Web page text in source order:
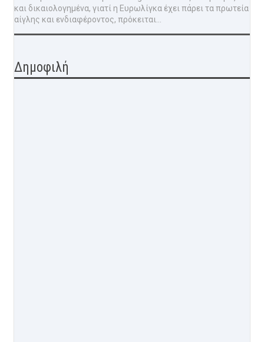
και δικαιολογημένα, γιατί η Ευρωλίγκα έχει πάρει τα πρωτεία
αίγλης και ενδιαφέροντος, πρόκειται...
Δημοφιλή